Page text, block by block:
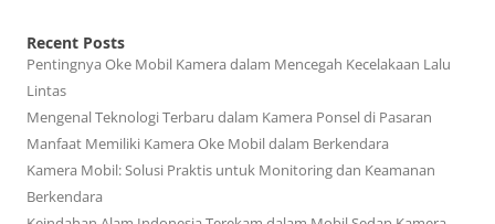
Recent Posts
Pentingnya Oke Mobil Kamera dalam Mencegah Kecelakaan Lalu
Lintas
Mengenal Teknologi Terbaru dalam Kamera Ponsel di Pasaran
Manfaat Memiliki Kamera Oke Mobil dalam Berkendara
Kamera Mobil: Solusi Praktis untuk Monitoring dan Keamanan
Berkendara